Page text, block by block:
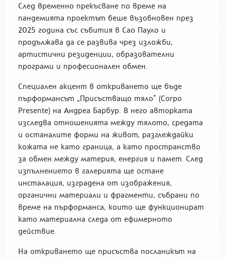
След временно прекъсване по време на
пандемията проектът беше възобновен през
2025 година със събития в Сао Пауло и
продължава да се развива чрез изложби,
артистични резиденции, образователни
програми и професионален обмен.
Специален акцент в откриването ще бъде
пърформансът „Присъстващо тяло“ (Corpo
Presente) на Андреа Барбур. В него авторката
изследва отношенията между тялото, средата
и останалите форми на живот, разглеждайки
кожата не като граница, а като пространство
за обмен между материя, енергия и памет. След
изпълнението в галерията ще остане
инсталация, изградена от изображения,
органични материали и фрагменти, събрани по
време на пърформанса, които ще функционират
като материална следа от ефимерното
действие.
На откриването ще присъства посланикът на